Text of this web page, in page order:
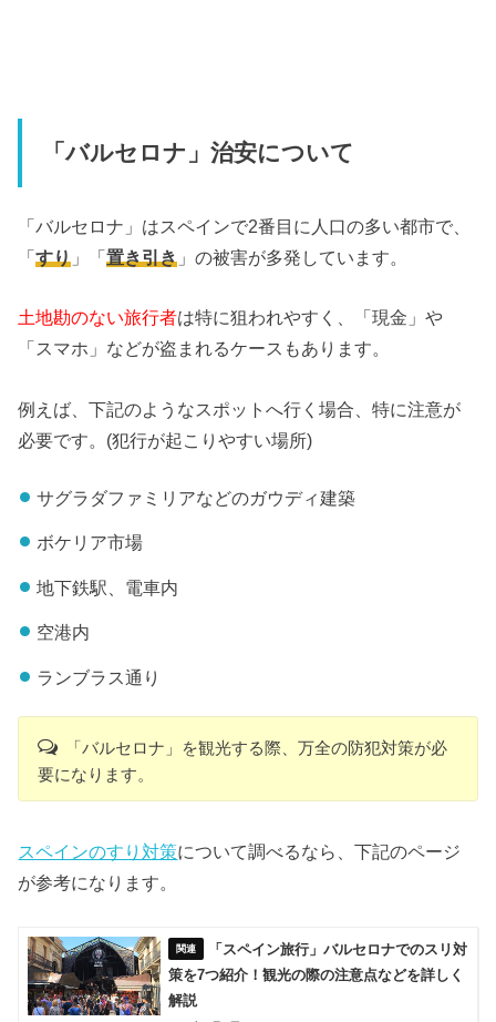
「バルセロナ」治安について
「バルセロナ」はスペインで2番目に人口の多い都市で、
「すり 」「置き引き 」の被害が多発しています。
土地勘のない旅行者は特に狙われやすく、「現金」や
「スマホ」などが盗まれるケースもあります。
例えば、下記のようなスポットへ行く場合、特に注意が
必要です。(犯行が起こりやすい場所)
サグラダファミリアなどのガウディ建築
ボケリア市場
地下鉄駅、電車内
空港内
ランブラス通り
「バルセロナ」を観光する際、万全の防犯対策が必
要になります。
スペインのすり対策について調べるなら、下記のページ
が参考になります。
「スペイン旅行」バルセロナでのスリ対
策を7つ紹介！観光の際の注意点などを詳しく
解説